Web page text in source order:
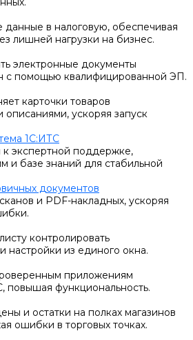
в налоговую, обеспечивая
лишней нагрузки на бизнес.
электронные документы
с помощью квалифицированной ЭП.
карточки товаров
ускоряя запуск
1С:ИТС
экспертной поддержке,
и базе знаний для стабильной
документов
и PDF-накладных, ускоряя
контролировать
настройки из единого окна.
приложениям
повышая функциональность.
и остатки на полках магазинов
ошибки в торговых точках.